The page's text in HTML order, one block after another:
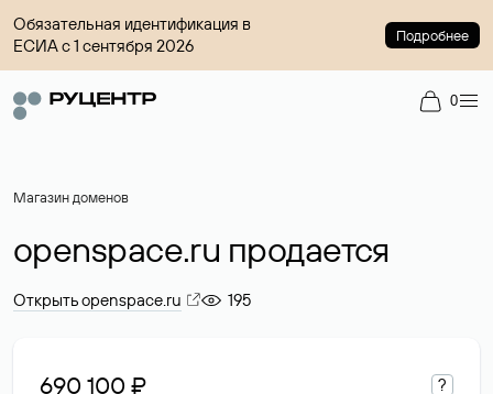
Обязательная идентификация в
ЕСИА с 1 сентября 2026
Подробнее
0
Магазин доменов
openspace.ru продается
Открыть openspace.ru 195
690 100 ₽ ?